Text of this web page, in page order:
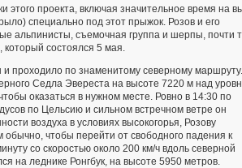
этого проекта, включая значительное время на
специально под этот прыжок. Розов и его
альпинисты, съемочная группа и шерпы, почти
состоялся 5 мая.
проходило по знаменитому северному маршруту.
Седла Эвереста на высоте 7220 м над
оказаться в нужном месте. Ровно в 14:30 по
по Цельсию и сильном встречном ветре он
воздуха в условиях высокогорья, Розову
чтобы перейти от свободного падения к
со скоростью около 200 км/ч вдоль северной
на леднике Ронгбук, на высоте 5950 метров.